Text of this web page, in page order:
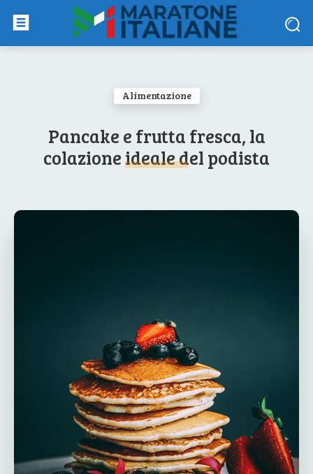
Alimentazione
Pancake e frutta fresca, la
colazione ideale del podista